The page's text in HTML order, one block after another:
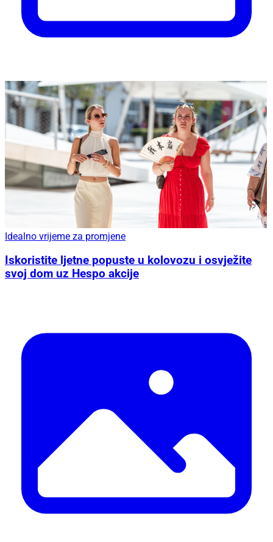
Idealno vrijeme za promjene
Iskoristite ljetne popuste u kolovozu i osvježite
svoj dom uz Hespo akcije